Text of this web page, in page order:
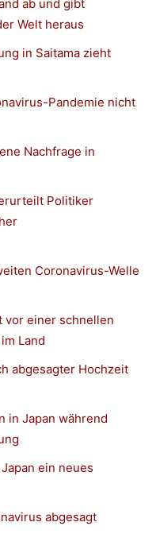
ab und gibt
Welt heraus
in Saitama zieht
Pandemie nicht
Nachfrage in
Politiker
Coronavirus-Welle
vor einer schnellen
Land
abgesagter Hochzeit
in Japan während
ein neues
abgesagt